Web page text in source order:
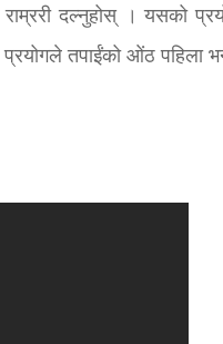
दल्नुहोस् । यसको
तपाईंको ओंठ पहिला